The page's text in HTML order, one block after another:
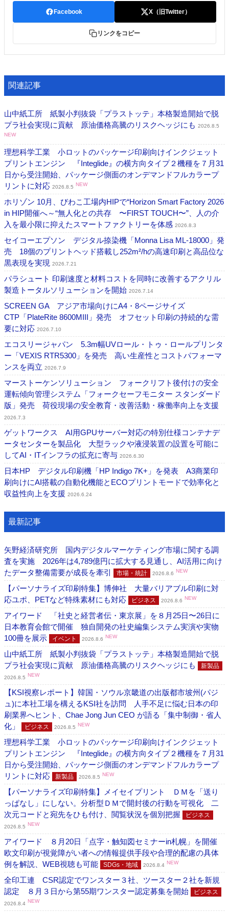
Facebook X（旧Twitter）
リンクをコピー
関連記事
山中紙工所 紙製小判抜袋「プラストッテ」本格製造開始で脱
プラ社会実現に貢献 原油価格高騰のリスクヘッジにも 2026.8.5
NEW
理想科学工業 小ロットのパッケージ印刷向けインクジェット
プリントエンジン 『Integlide』の横方向タイプ２機種を７月31
日から受注開始、パッケージ側面のオンデマンドフルカラープ
リントに対応 2026.8.5 NEW
ホリゾン 10月、びわこ工場内HIPで“Horizon Smart Factory 2026
in HIP開催へ～“無人化との共存 〜FIRST TOUCH〜”、人の介
入を最小限に抑えたスマートファクトリーを体感 2026.8.3
セイコーエプソン デジタル捺染機「Monna Lisa ML-18000」発
売 18個のプリントヘッド搭載し252m²/hの高速印刷と高品位な
黒表現を実現 2026.7.21
パラシュート 印刷速度と材料コストを同時に改善するアクリル
製造トータルソリューションを開始 2026.7.14
SCREEN GA アジア市場向けにA4・8ページサイズ
CTP「PlateRite 8600MIII」発売 オフセット印刷の持続的な需
要に対応 2026.7.10
エコスリージャパン 5.3m幅UVロール・トゥ・ロールプリンタ
ー「VEXIS RTR5300」を発売 高い生産性とコストパフォーマ
ンスを両立 2026.7.9
マーストーケンソリューション フォークリフト後付けの安全
運転傾向管理システム「フォークセーフモニター スタンダード
版」発売 荷役現場の安全教育・改善活動・稼働率向上を支援
2026.7.3
ゲットワークス AI用GPUサーバー対応の特別仕様コンテナデ
ータセンターを製品化 大型ラックや液浸装置の設置を可能に
してAI・ITインフラの拡充に寄与 2026.6.30
日本HP デジタル印刷機「HP Indigo 7K+」を発表 A3商業印
刷向けにAI搭載の自動化機能とECOプリントモードで効率化と
収益性向上を支援 2026.6.24
最新記事
矢野経済研究所 国内デジタルマーケティング市場に関する調
査を実施 2026年は4,789億円に拡大する見通し、AI活用に向け
たデータ整備需要が成長を牽引
市場・統計 2026.8.6 NEW
【パーソナライズ印刷特集】博伸社 大量バリアブル印刷に対
応ユポ、PETなど特殊素材にも対応
ビジネス 2026.8.6 NEW
アイワード 「社史と経営者伝・東京展」を８月25日〜26日に
日本教育会館で開催 独自開発の社史編集システム実演や実物
100冊を展示
イベント 2026.8.6 NEW
山中紙工所 紙製小判抜袋「プラストッテ」本格製造開始で脱
プラ社会実現に貢献 原油価格高騰のリスクヘッジにも
新製品
2026.8.5 NEW
【KSI視察レポート】韓国・ソウル京畿道の出版都市坡州(パジ
ュ)に本社工場を構えるKSI社を訪問 人手不足に悩む日本の印
刷業界へヒント、Chae Jong Jun CEO が語る「集中制御・省人
化」
ビジネス 2026.8.5 NEW
理想科学工業 小ロットのパッケージ印刷向けインクジェット
プリントエンジン 『Integlide』の横方向タイプ２機種を７月31
日から受注開始、パッケージ側面のオンデマンドフルカラープ
リントに対応
新製品 2026.8.5 NEW
【パーソナライズ印刷特集】メイセイプリント ＤＭを「送り
っぱなし」にしない。分析型ＤＭで開封後の行動を可視化 二
次元コードと宛先をひも付け、閲覧状況を個別把握
ビジネス
2026.8.5 NEW
アイワード ８月20日「点字・触知図セミナーin札幌」を開催
欧文印刷が視覚障がい者への情報提供手段や合理的配慮の具体
例を解説、WEB視聴も可能
SDGs・地域 2026.8.4 NEW
全印工連 CSR認定でワンスター３社、ツースター２社を新規
認定 ８月３日から第55期ワンスター認定募集を開始
ビジネス
2026.8.4 NEW